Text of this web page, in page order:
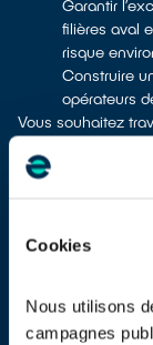
Cookies
Nous utilisons
campagnes
Garantir
filières aval
risque
Construire
opérateurs
Vous souhaitez
Animé par un
publique.
Il vous suffit de
entreprise et